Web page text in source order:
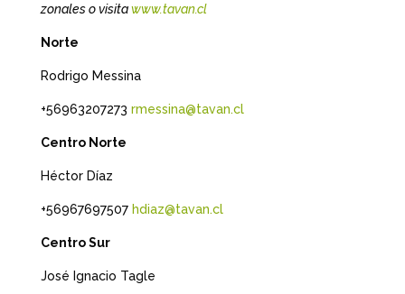
zonales o visitawww.tavan.cl
Norte
Rodrigo Messina
+56963207273 rmessina@tavan.cl
Centro Norte
Héctor Díaz
+56967697507 hdiaz@tavan.cl
Centro Sur
José Ignacio Tagle